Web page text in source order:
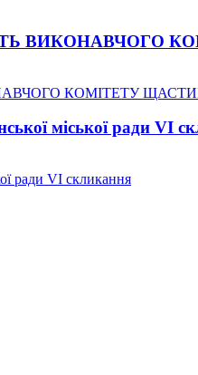
ВИКОНАВЧОГО
КОМІТЕТУ
міської ради VI
ради VI скликання